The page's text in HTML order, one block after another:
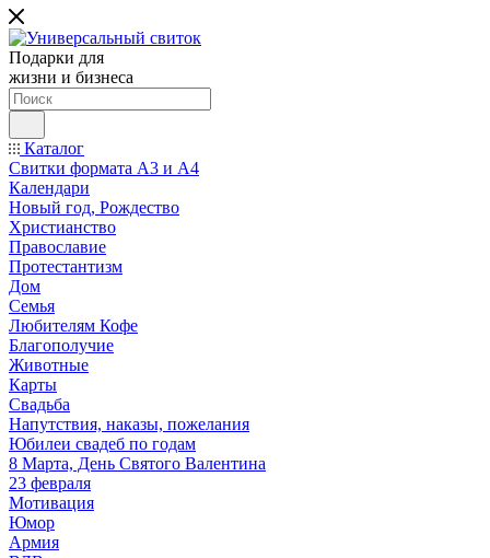
Подарки для
жизни и бизнеса
Каталог
Свитки формата А3 и А4
Календари
Новый год, Рождество
Христианство
Православие
Протестантизм
Дом
Семья
Любителям Кофе
Благополучие
Животные
Карты
Свадьба
Напутствия, наказы, пожелания
Юбилеи свадеб по годам
8 Марта, День Святого Валентина
23 февраля
Мотивация
Юмор
Армия